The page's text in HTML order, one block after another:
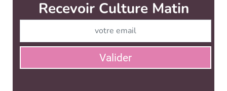
Recevoir Culture Matin
Valider